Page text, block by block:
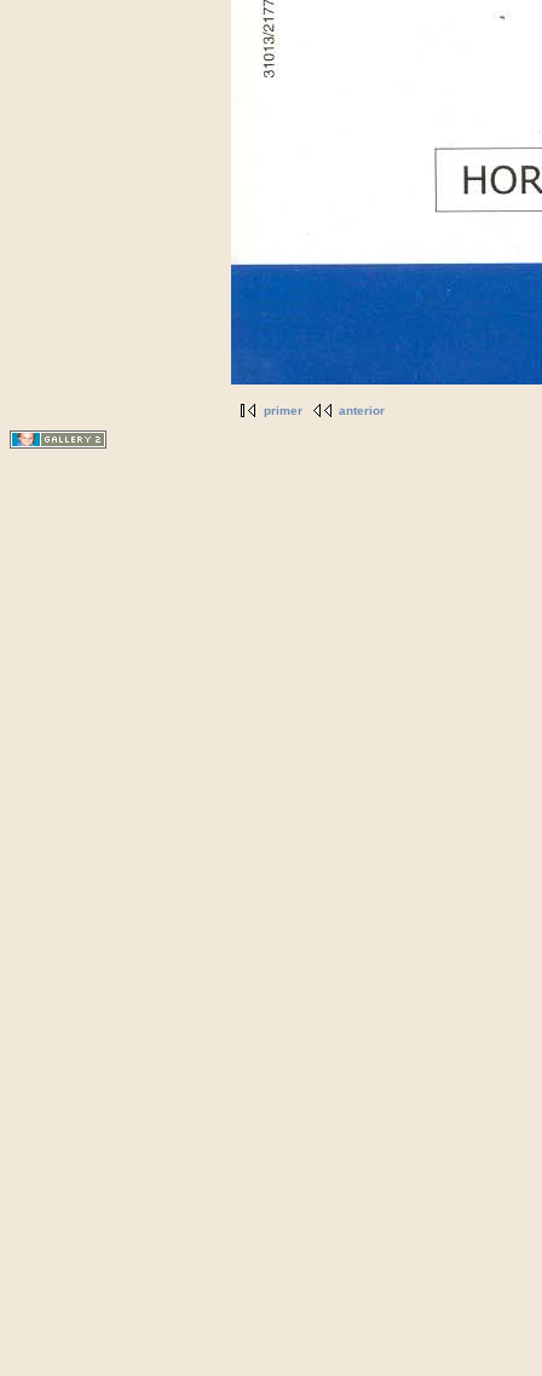
primer anterior